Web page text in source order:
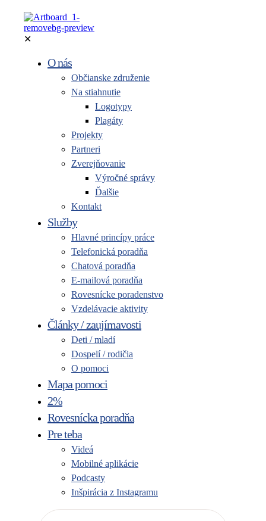
✕
O nás
Občianske združenie
Na stiahnutie
Logotypy
Plagáty
Projekty
Partneri
Zverejňovanie
Výročné správy
Ďalšie
Kontakt
Služby
Hlavné princípy práce
Telefonická poradňa
Chatová poradňa
E-mailová poradňa
Rovesnícke poradenstvo
Vzdelávacie aktivity
Články / zaujímavosti
Deti / mladí
Dospelí / rodičia
O pomoci
Mapa pomoci
2%
Rovesnícka poradňa
Pre teba
Videá
Mobilné aplikácie
Podcasty
Inšpirácia z Instagramu